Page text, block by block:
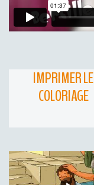
IMPRIMER LE
COLORIAGE